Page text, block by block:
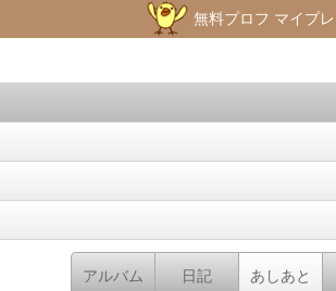
無料プロフ マイプレ
アルバム 日記 あしあと